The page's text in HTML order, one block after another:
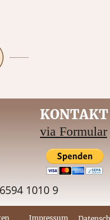
KONTAKT
via Formular
Impressum
1010 9